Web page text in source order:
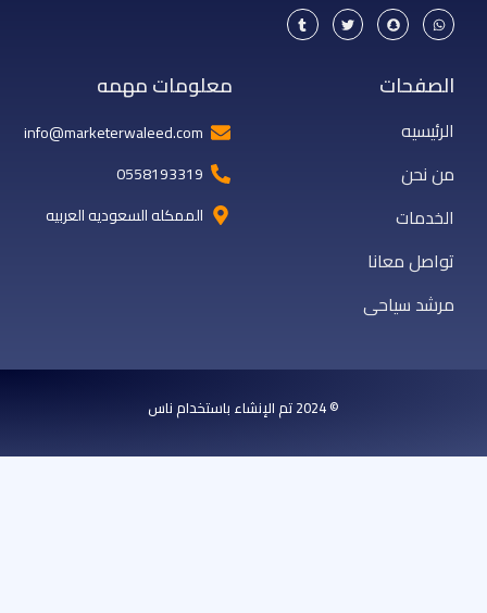
W
h
a
a
p
S
n
a
h
a
T
w
T
u
m
الصفحات
الرئيسيه
من نحن
الخدمات
تواصل معانا
مرشد سياحى
معلومات مهمه
info@marketerwaleed.com
0558193319
الممكله السعوديه العربيه